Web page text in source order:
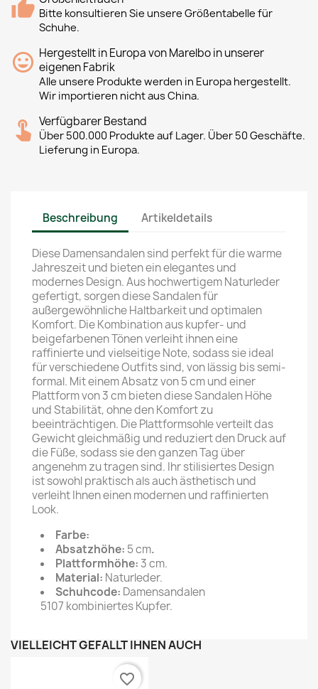
Bitte konsultieren Sie unsere Größentabelle für
Schuhe.
Hergestellt in Europa von Marelbo in unserer
eigenen Fabrik
Alle unsere Produkte werden in Europa hergestellt.
Wir importieren nicht aus China.
Verfügbarer Bestand
Über 500.000 Produkte auf Lager. Über 50 Geschäfte.
Lieferung in Europa.
Beschreibung Artikeldetails
Diese Damensandalen sind perfekt für die warme
Jahreszeit und bieten ein elegantes und
modernes Design. Aus hochwertigem Naturleder
gefertigt, sorgen diese Sandalen für
außergewöhnliche Haltbarkeit und optimalen
Komfort. Die Kombination aus kupfer- und
beigefarbenen Tönen verleiht ihnen eine
raffinierte und vielseitige Note, sodass sie ideal
für verschiedene Outfits sind, von lässig bis semi-
formal. Mit einem Absatz von 5 cm und einer
Plattform von 3 cm bieten diese Sandalen Höhe
und Stabilität, ohne den Komfort zu
beeinträchtigen. Die Plattformsohle verteilt das
Gewicht gleichmäßig und reduziert den Druck auf
die Füße, sodass sie den ganzen Tag über
angenehm zu tragen sind. Ihr stilisiertes Design
ist sowohl praktisch als auch ästhetisch und
verleiht Ihnen einen modernen und raffinierten
Look.
Farbe:
Absatzhöhe: 5 cm.
Plattformhöhe:3 cm.
Material: Naturleder.
Schuhcode: Damensandalen
5107 kombiniertes Kupfer.
VIELLEICHT GEFÄLLT IHNEN AUCH
favorite_border